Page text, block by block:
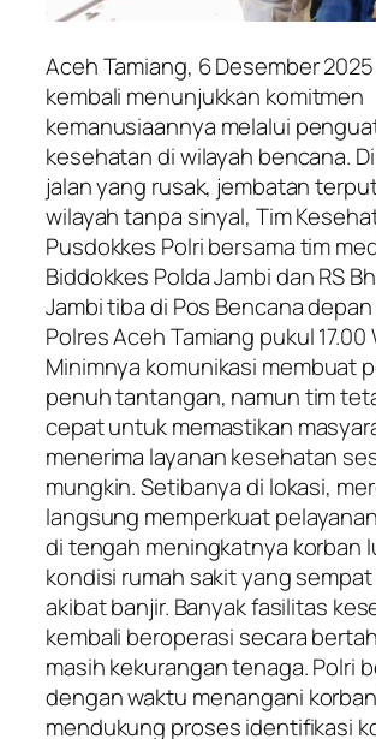
Aceh Tamiang, 6 Desember
kembali menunjukkan komitmen
kemanusiaannya melalui
kesehatan di wilayah bencana.
jalan yang rusak, jembatan
wilayah tanpa sinyal, Tim
Pusdokkes Polri bersama tim
Biddokkes Polda Jambi dan RS
Jambi tiba di Pos Bencana
Polres Aceh Tamiang pukul 17.00
Minimnya komunikasi membuat
penuh tantangan, namun tim
cepat untuk memastikan
menerima layanan kesehatan
mungkin. Setibanya di lokasi,
langsung memperkuat
di tengah meningkatnya korban
kondisi rumah sakit yang
akibat banjir. Banyak fasilitas
kembali beroperasi secara
masih kekurangan tenaga. Polri
dengan waktu menangani
mendukung proses identifikasi